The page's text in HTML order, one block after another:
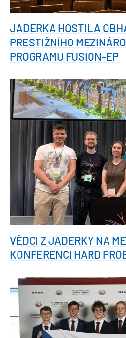
JADERKA HOSTILA
PRESTIŽNÍHO
PROGRAMU FUSION-EP
VĚDCI Z JADERKY NA
KONFERENCI HARD